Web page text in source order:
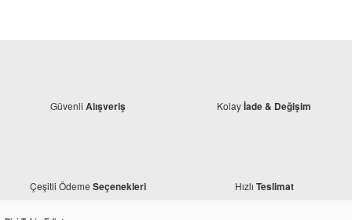
Güvenli Alışveriş Kolayİade & Değişim
Çeşitli Ödeme Seçenekleri Hızlı Teslimat